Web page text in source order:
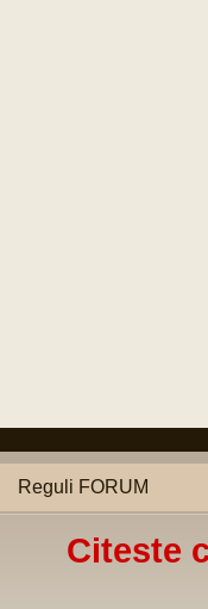
Reguli FORUM
Citeste